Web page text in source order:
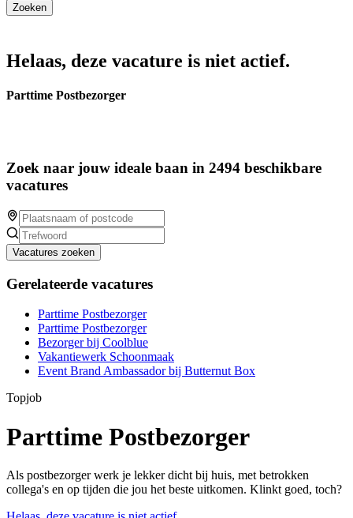
Helaas, deze vacature is niet actief.
Parttime Postbezorger
Zoek naar jouw ideale baan in 2494 beschikbare
vacatures
Vacatures zoeken
Gerelateerde vacatures
Parttime Postbezorger
Parttime Postbezorger
Bezorger bij Coolblue
Vakantiewerk Schoonmaak
Event Brand Ambassador bij Butternut Box
Topjob
Parttime Postbezorger
Als postbezorger werk je lekker dicht bij huis, met betrokken
collega's en op tijden die jou het beste uitkomen. Klinkt goed, toch?